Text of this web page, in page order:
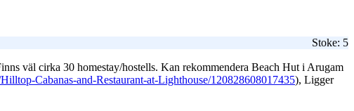
Stoke: 5
väl cirka 30 homestay/hostells. Kan rekommendera Beach Hut i Arugam
Cabanas-and-Restaurant-at-Lighthouse/120828608017435), Ligger